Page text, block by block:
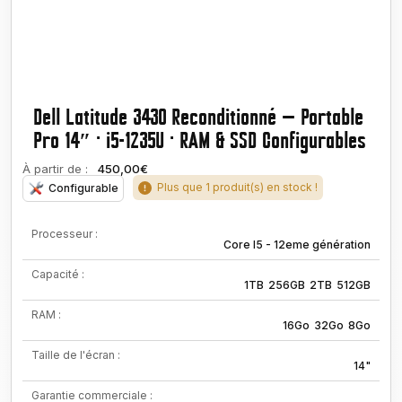
Dell Latitude 3430 Reconditionné — Portable
Pro 14″ · i5-1235U · RAM & SSD Configurables
À partir de : 450,00€
Configurable Plus que 1 produit(s) en stock !
Processeur :
Core I5 - 12eme génération
Capacité :
1TB 256GB 2TB 512GB
RAM :
16Go 32Go 8Go
Taille de l'écran :
14"
Garantie commerciale :